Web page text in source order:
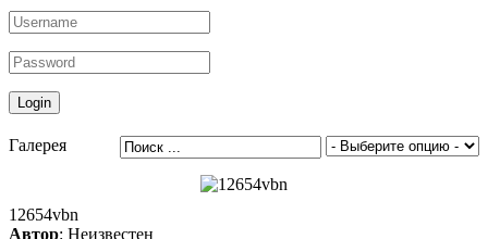
Галерея
12654vbn
Автор: Неизвестен